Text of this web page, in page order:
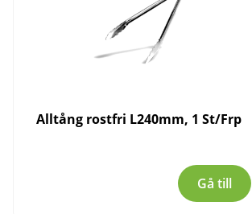
Alltång rostfri L240mm, 1 St/Frp
Gå till